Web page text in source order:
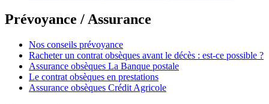
Prévoyance / Assurance
Nos conseils prévoyance
Racheter un contrat obsèques avant le décès : est-ce possible ?
Assurance obsèques La Banque postale
Le contrat obsèques en prestations
Assurance obsèques Crédit Agricole